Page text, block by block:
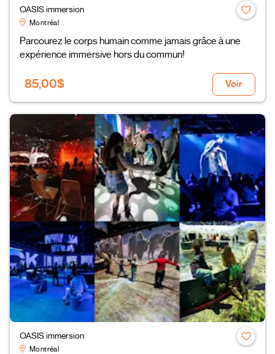
OASIS immersion
Montréal
Parcourez le corps humain comme jamais grâce à une
expérience immersive hors du commun!
85,00$ Voir
OASIS immersion
Montréal